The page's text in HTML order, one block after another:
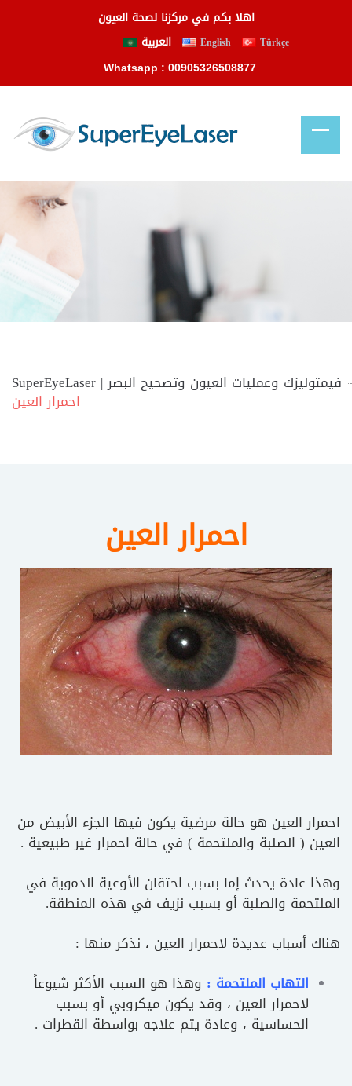
اهلا بكم في مركزنا لصحة العيون
العربية
English Türkçe
Whatsapp : 00905326508877
SuperEyeLaser | فيمتوليزك وعمليات العيون وتصحيح البصر
احمرار العين
احمرار العين
احمرار العين هو حالة مرضية يكون فيها الجزء الأبيض من
العين ( الصلبة والملتحمة ) في حالة احمرار غير طبيعية .
وهذا عادة يحدث إما بسبب احتقان الأوعية الدموية في
الملتحمة والصلبة أو بسبب نزيف في هذه المنطقة.
هناك أسباب عديدة لاحمرار العين ، نذكر منها :
التهاب الملتحمة : وهذا هو السبب الأكثر شيوعاً
لاحمرار العين ، وقد يكون ميكروبي أو بسبب
الحساسية ، وعادة يتم علاجه بواسطة القطرات .